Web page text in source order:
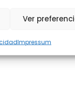
Ver
Impressum